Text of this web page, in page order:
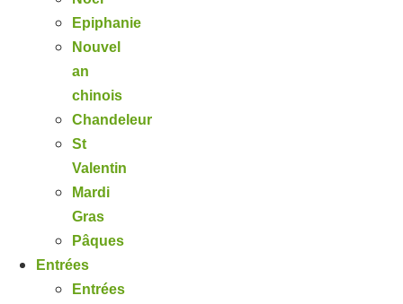
Epiphanie
Nouvel
an
chinois
Chandeleur
St
Valentin
Mardi
Gras
Pâques
Entrées
Entrées